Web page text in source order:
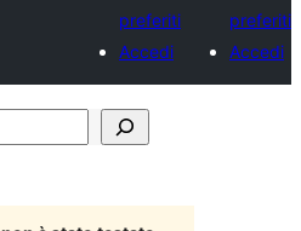
preferiti
Accedi
preferiti
Accedi